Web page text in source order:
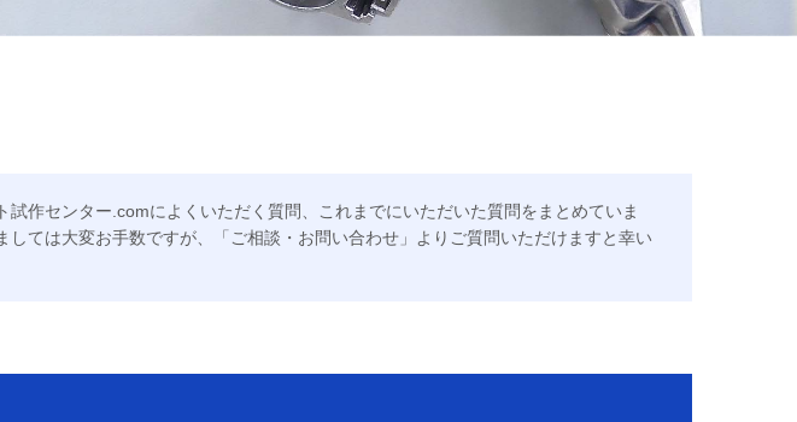
作センター.comによくいただく質問、これまでにいただいた質問をまとめていま
ては大変お手数ですが、「ご相談・お問い合わせ」よりご質問いただけますと幸い